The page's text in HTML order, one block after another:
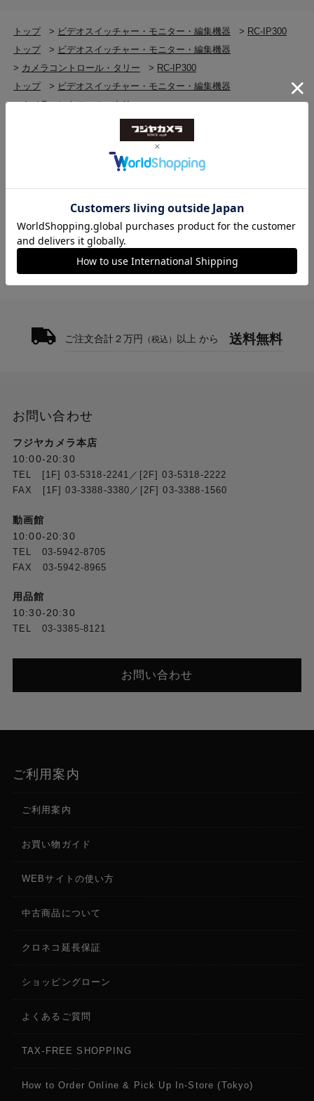
DC IN 12V 端子：DCジャック
RS-422端子
RJ-45
ファームアップ、設定保存、Stream Deck 接続用
トップ > ビデオスイッチャー・モニター・編集機器 > RC-IP300
トップ
> ビデオスイッチャー・モニター・編集機器
> カメラコントロール・タリー > RC-IP300
トップ
> ビデオスイッチャー・モニター・編集機器
>カメラコントロール・タリー
カメラコントロール・タリー(新品) >RC-IP300
ビデオスイッチャー・モニター・編集機器
ビデオスイッチャー・モニター・編集機器(新品)
ご注文合計２万円 （税込） 以上 から 送料無料
お問い合わせ
フジヤカメラ本店
10:00-20:30
TEL [1F] 03-5318-2241／[2F] 03-5318-2222
FAX [1F] 03-3388-3380／[2F] 03-3388-1560
動画館
10:00-20:30
TEL 03-5942-8705
FAX 03-5942-8965
用品館
10:30-20:30
TEL 03-3385-8121
お問い合わせ
ご利用案内
ご利用案内
お買い物ガイド
WEBサイトの使い方
中古商品について
クロネコ延長保証
ショッピングローン
よくあるご質問
TAX-FREE SHOPPING
How to Order Online & Pick Up In-Store (Tokyo)